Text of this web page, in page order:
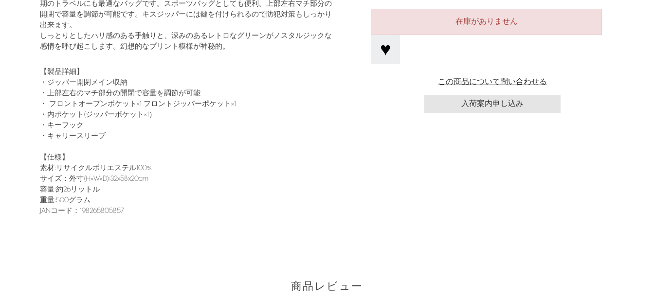
期のトラベルにも最適なバッグです。スポーツバッグとしても便利。上部左右マチ部分の
開閉で容量を調節が可能です。キスジッパーには鍵を付けられるので防犯対策もしっかり
出来ます。
しっとりとしたハリ感のある手触りと、深みのあるレトロなグリーンがノスタルジックな
感情を呼び起こします。幻想的なプリント模様が神秘的。
【製品詳細】
・ジッパー開閉メイン収納
・上部左右のマチ部分の開閉で容量を調節が可能
・ フロントオープンポケット×1 フロントジッパーポケット×1
・内ポケット(ジッパーポケット×1）
・キーフック
・キャリースリーブ
【仕様】
素材:リサイクルポリエステル100%
サイズ：外寸(H×W×D):32x58x20cm
容量:約26リットル
重量:500グラム
JANコード：198265805857
在庫がありません
入荷案内申し込み
この商品について問い合わせる
商品レビュー